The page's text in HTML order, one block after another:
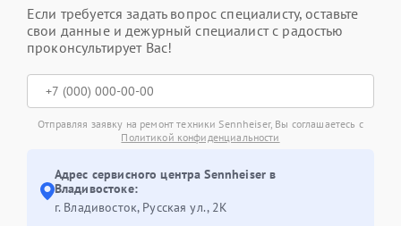
Если требуется задать вопрос специалисту, оставьте
свои данные и дежурный специалист с радостью
проконсультирует Вас!
Отправляя заявку на ремонт техники Sennheiser, Вы соглашаетесь с
Политикой конфиденциальности
Адрес сервисного центра Sennheiser в
Владивостоке:
г. Владивосток, Русская ул., 2К